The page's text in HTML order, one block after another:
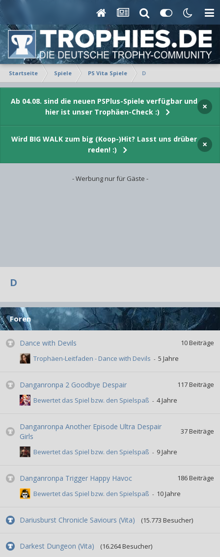
Startseite Spiele PS Vita Spiele D
Ab 04.08. sind die neuen PSPlus-Spiele verfügbar und
hier ist unser Trophäen-Check :)
×
Wird BIG WALK zum big (Koop-)Hit? Lasst uns drüber
reden! :)
×
- Werbung nur für Gäste -
D
Foren
Dance with Devils 10Beiträge
Trophäen-Leitfaden - Dance with Devils
Danganronpa 2 Goodbye Despair 117Beiträge
Bewertet das Spiel bzw. den Spielspaß
Danganronpa Another Episode Ultra Despair
Girls
37Beiträge
Bewertet das Spiel bzw. den Spielspaß
Danganronpa Trigger Happy Havoc 186Beiträge
Bewertet das Spiel bzw. den Spielspaß
Dariusburst Chronicle Saviours (Vita) (15.773 Besucher)
Darkest Dungeon (Vita) (16.264 Besucher)